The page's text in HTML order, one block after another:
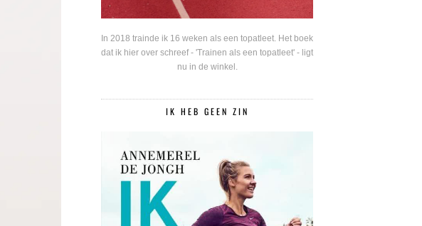
In 2018 trainde ik 16 weken als een topatleet. Het boek
dat ik hier over schreef - 'Trainen als een topatleet' - ligt
nu in de winkel.
IK HEB GEEN ZIN